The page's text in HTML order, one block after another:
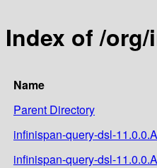
Index of /
Name
Parent Directory
infinispan-query-dsl-
infinispan-query-dsl-